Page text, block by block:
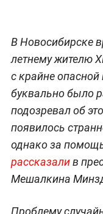
В Новосибирске
летнему жителю
с крайне
буквально было
подозревал об
появилось
однако за
рассказалив
Мешалкина
Проблему